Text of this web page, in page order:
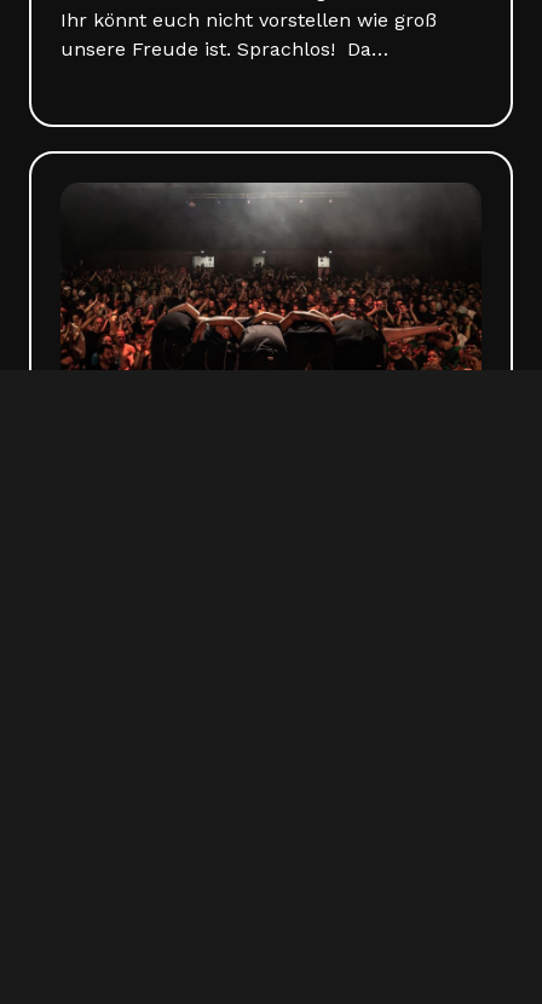
Ihr könnt euch nicht vorstellen wie groß
unsere Freude ist. Sprachlos! Da…